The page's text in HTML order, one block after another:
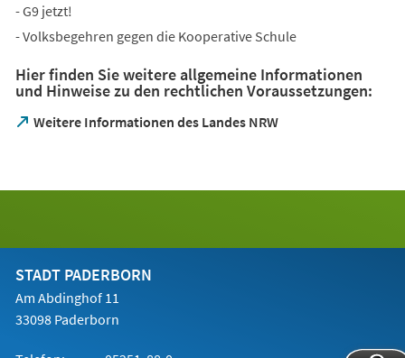
- G9 jetzt!
- Volksbegehren gegen die Kooperative Schule
Hier finden Sie weitere allgemeine Informationen
und Hinweise zu den rechtlichen Voraussetzungen:
Weitere Informationen des Landes NRW
(Öffnet
Tab)
STADT PADERBORN
Am Abdinghof 11
33098 Paderborn